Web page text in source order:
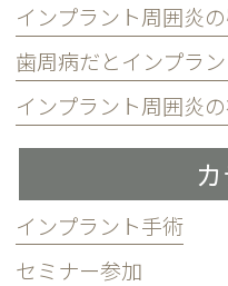
インプラント周囲炎
インプラント手術
セミナー参加